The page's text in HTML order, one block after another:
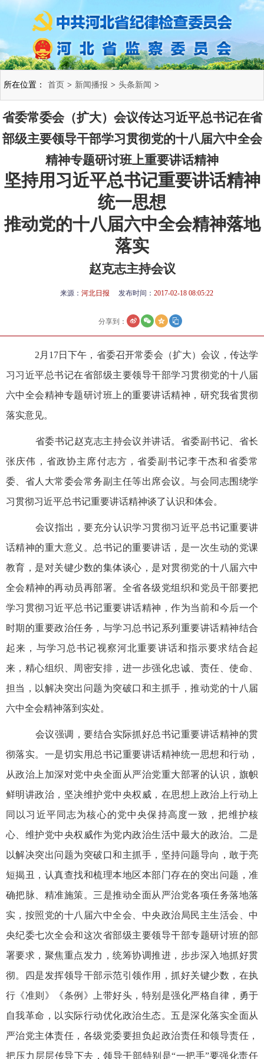
所在位置： 首页 > 新闻播报 > 头条新闻 >
省委常委会（扩大）会议传达习近平总书记在省
部级主要领导干部学习贯彻党的十八届六中全会
精神专题研讨班上重要讲话精神
坚持用习近平总书记重要讲话精神
统一思想
推动党的十八届六中全会精神落地
落实
赵克志主持会议
来源： 河北日报 发布时间： 2017-02-18 08:05:22
分享到：
2月17日下午，省委召开常委会（扩大）会议，传达学
习习近平总书记在省部级主要领导干部学习贯彻党的十八届
六中全会精神专题研讨班上的重要讲话精神，研究我省贯彻
落实意见。
省委书记赵克志主持会议并讲话。省委副书记、省长
张庆伟，省政协主席付志方，省委副书记李干杰和省委常
委、省人大常委会常务副主任等出席会议。与会同志围绕学
习贯彻习近平总书记重要讲话精神谈了认识和体会。
会议指出，要充分认识学习贯彻习近平总书记重要讲
话精神的重大意义。总书记的重要讲话，是一次生动的党课
教育，是对关键少数的集体谈心，是对贯彻党的十八届六中
全会精神的再动员再部署。全省各级党组织和党员干部要把
学习贯彻习近平总书记重要讲话精神，作为当前和今后一个
时期的重要政治任务，与学习总书记系列重要讲话精神结合
起来，与学习总书记视察河北重要讲话和指示要求结合起
来，精心组织、周密安排，进一步强化忠诚、责任、使命、
担当，以解决突出问题为突破口和主抓手，推动党的十八届
六中全会精神落到实处。
会议强调，要结合实际抓好总书记重要讲话精神的贯
彻落实。一是切实用总书记重要讲话精神统一思想和行动，
从政治上加深对党中央全面从严治党重大部署的认识，旗帜
鲜明讲政治，坚决维护党中央权威，在思想上政治上行动上
同以习近平同志为核心的党中央保持高度一致，把维护核
心、维护党中央权威作为党内政治生活中最大的政治。二是
以解决突出问题为突破口和主抓手，坚持问题导向，敢于亮
短揭丑，认真查找和梳理本地区本部门存在的突出问题，准
确把脉、精准施策。三是推动全面从严治党各项任务落地落
实，按照党的十八届六中全会、中央政治局民主生活会、中
央纪委七次全会和这次省部级主要领导干部专题研讨班的部
署要求，聚焦重点发力，统筹协调推进，步步深入地抓好贯
彻。四是发挥领导干部示范引领作用，抓好关键少数，在执
行《准则》《条例》上带好头，特别是强化严格自律，勇于
自我革命，以实际行动优化政治生态。五是深化落实全面从
严治党主体责任，各级党委要担负起政治责任和领导责任，
把压力层层传导下去，领导干部特别是“一把手”要强化责任